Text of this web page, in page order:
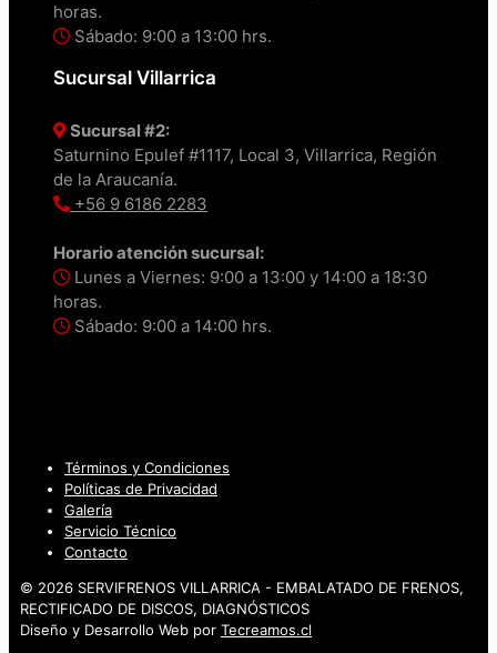
horas.
Sábado: 9:00 a 13:00 hrs.
Sucursal Villarrica
Sucursal #2:
Saturnino Epulef #1117, Local 3, Villarrica, Región
de la Araucanía.
+56 9 6186 2283
Horario atención sucursal:
Lunes a Viernes: 9:00 a 13:00 y 14:00 a 18:30
horas.
Sábado: 9:00 a 14:00 hrs.
Términos y Condiciones
Políticas de Privacidad
Galería
Servicio Técnico
Contacto
© 2026 SERVIFRENOS VILLARRICA - EMBALATADO DE FRENOS,
RECTIFICADO DE DISCOS, DIAGNÓSTICOS
Diseño y Desarrollo Web por Tecreamos.cl